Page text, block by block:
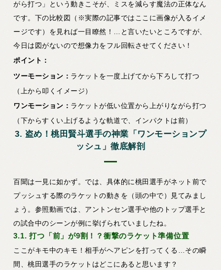
がら打つ」という動きこそが、ミスを減らす魔法の正体なん
です。下の比較図（※実際の記事ではここに画像が入るイメ
ージです）を見れば一目瞭然！…と言いたいところですが、
今日は図がないので想像力をフル回転させてください！
ポイント：
ツーモーション： ラケットを一度上げてから下ろして打つ
（上から叩くイメージ）
ワンモーション： ラケットが低い位置から上がりながら打つ
（下からすくい上げるような軌道で、インパクトは前）
3. 盗め！桃田賢斗選手の神業「ワンモーションプ
ッシュ」徹底解剖
百聞は一見に如かず。では、具体的に桃田選手がネット前で
プッシュする際のラケットの動きを（頭の中で）見てみまし
ょう。参照動画では、アントンセン選手や他のトップ選手と
の試合中のシーンが例に挙げられていましたね。
3.1. 打つ「前」が9割！？衝撃のラケット準備位置
ここがキモ中のキモ！相手がヘアピンを打ってくる…その瞬
間、桃田選手のラケットはどこにあると思います？